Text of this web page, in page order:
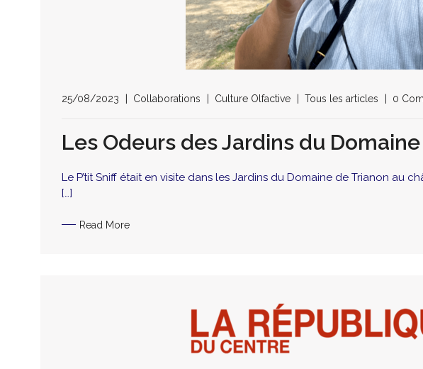
25/08/2023 Collaborations Culture Olfactive Tous les articles 0
Les Odeurs des Jardins du
Le P’tit Sniff était en visite dans les Jardins du Domaine de Trianon au
[…]
Read More